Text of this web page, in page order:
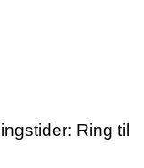
Ring til